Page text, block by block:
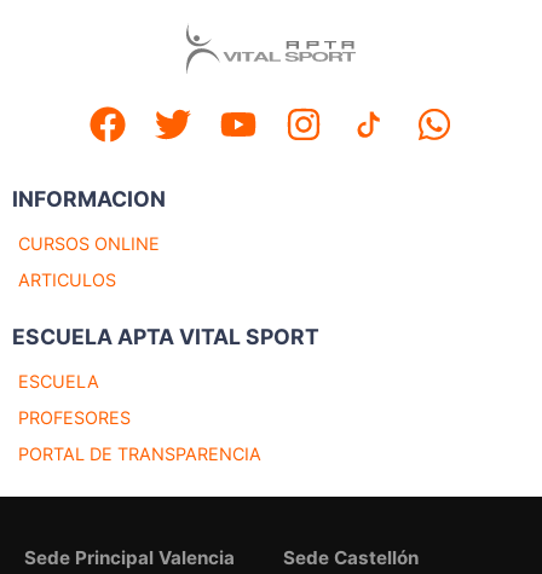
INFORMACION
CURSOS ONLINE
ARTICULOS
ESCUELA APTA VITAL SPORT
ESCUELA
PROFESORES
PORTAL DE TRANSPARENCIA
Sede Principal Valencia Sede Castellón